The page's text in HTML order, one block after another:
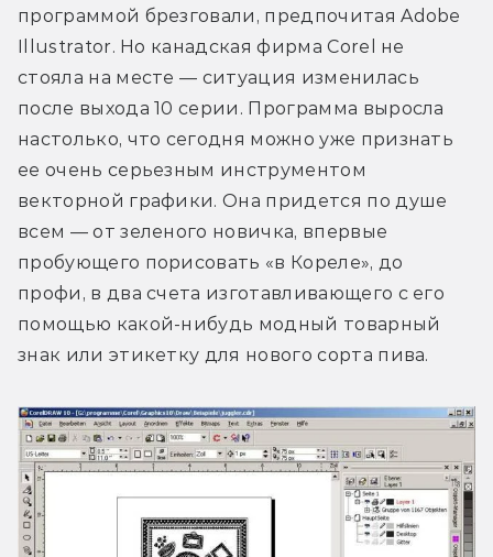
программой брезговали, предпочитая Adobe
Illustrator. Но канадская фирма Corel не
стояла на месте — ситуация изменилась
после выхода 10 серии. Программа выросла
настолько, что сегодня можно уже признать
ее очень серьезным инструментом
векторной графики. Она придется по душе
всем — от зеленого новичка, впервые
пробующего порисовать «в Кореле», до
профи, в два счета изготавливающего с его
помощью какой-нибудь модный товарный
знак или этикетку для нового сорта пива.